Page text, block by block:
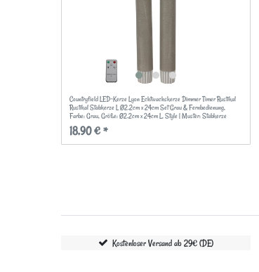
Countryfield LED-Kerze Lyon Echtwachskerze Dimmer Timer Rustikal
Rustikal Stabkerze L Ø2.2cm x 24cm Set Grau & Fernbedienung,
Farbe: Grau, Größe: Ø2.2cm x 24cm L, Style | Muster: Stabkerze
18,90 € *
Kostenloser Versand ab 29€ (DE)